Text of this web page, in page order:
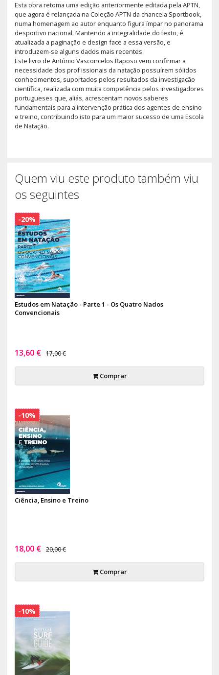
Esta obra retoma uma edição anteriormente editada pela APTN,
que agora é relançada na Coleção APTN da chancela Sportbook,
numa homenagem ao autor enquanto figura ímpar no panorama
desportivo nacional. Mantendo a integralidade do texto, é
atualizada a paginação e design face a essa versão, e
introduzem-se alguns dados mais recentes.
Este livro de António Vasconcelos Raposo vem confirmar a
necessidade dos prof issionais da natação possuírem sólidos
conhecimentos, suportados pelos resultados da investigação
científica, realizada com muita competência pelos investigadores
portugueses que, aliás, acrescentam novos saberes
fundamentais para a intervenção prática dos agentes de ensino
e treino, contribuindo isto para um maior sucesso de uma Escola
de Natação.
Quem viu este produto também viu
os seguintes
Estudos em Natação - Parte 1 - Os Quatro Nados
Convencionais
13,60 € 17,00 €
Comprar
-20%
Ciência, Ensino e Treino
18,00 € 20,00 €
Comprar
-10%
-10%